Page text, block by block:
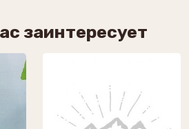
заинтересует